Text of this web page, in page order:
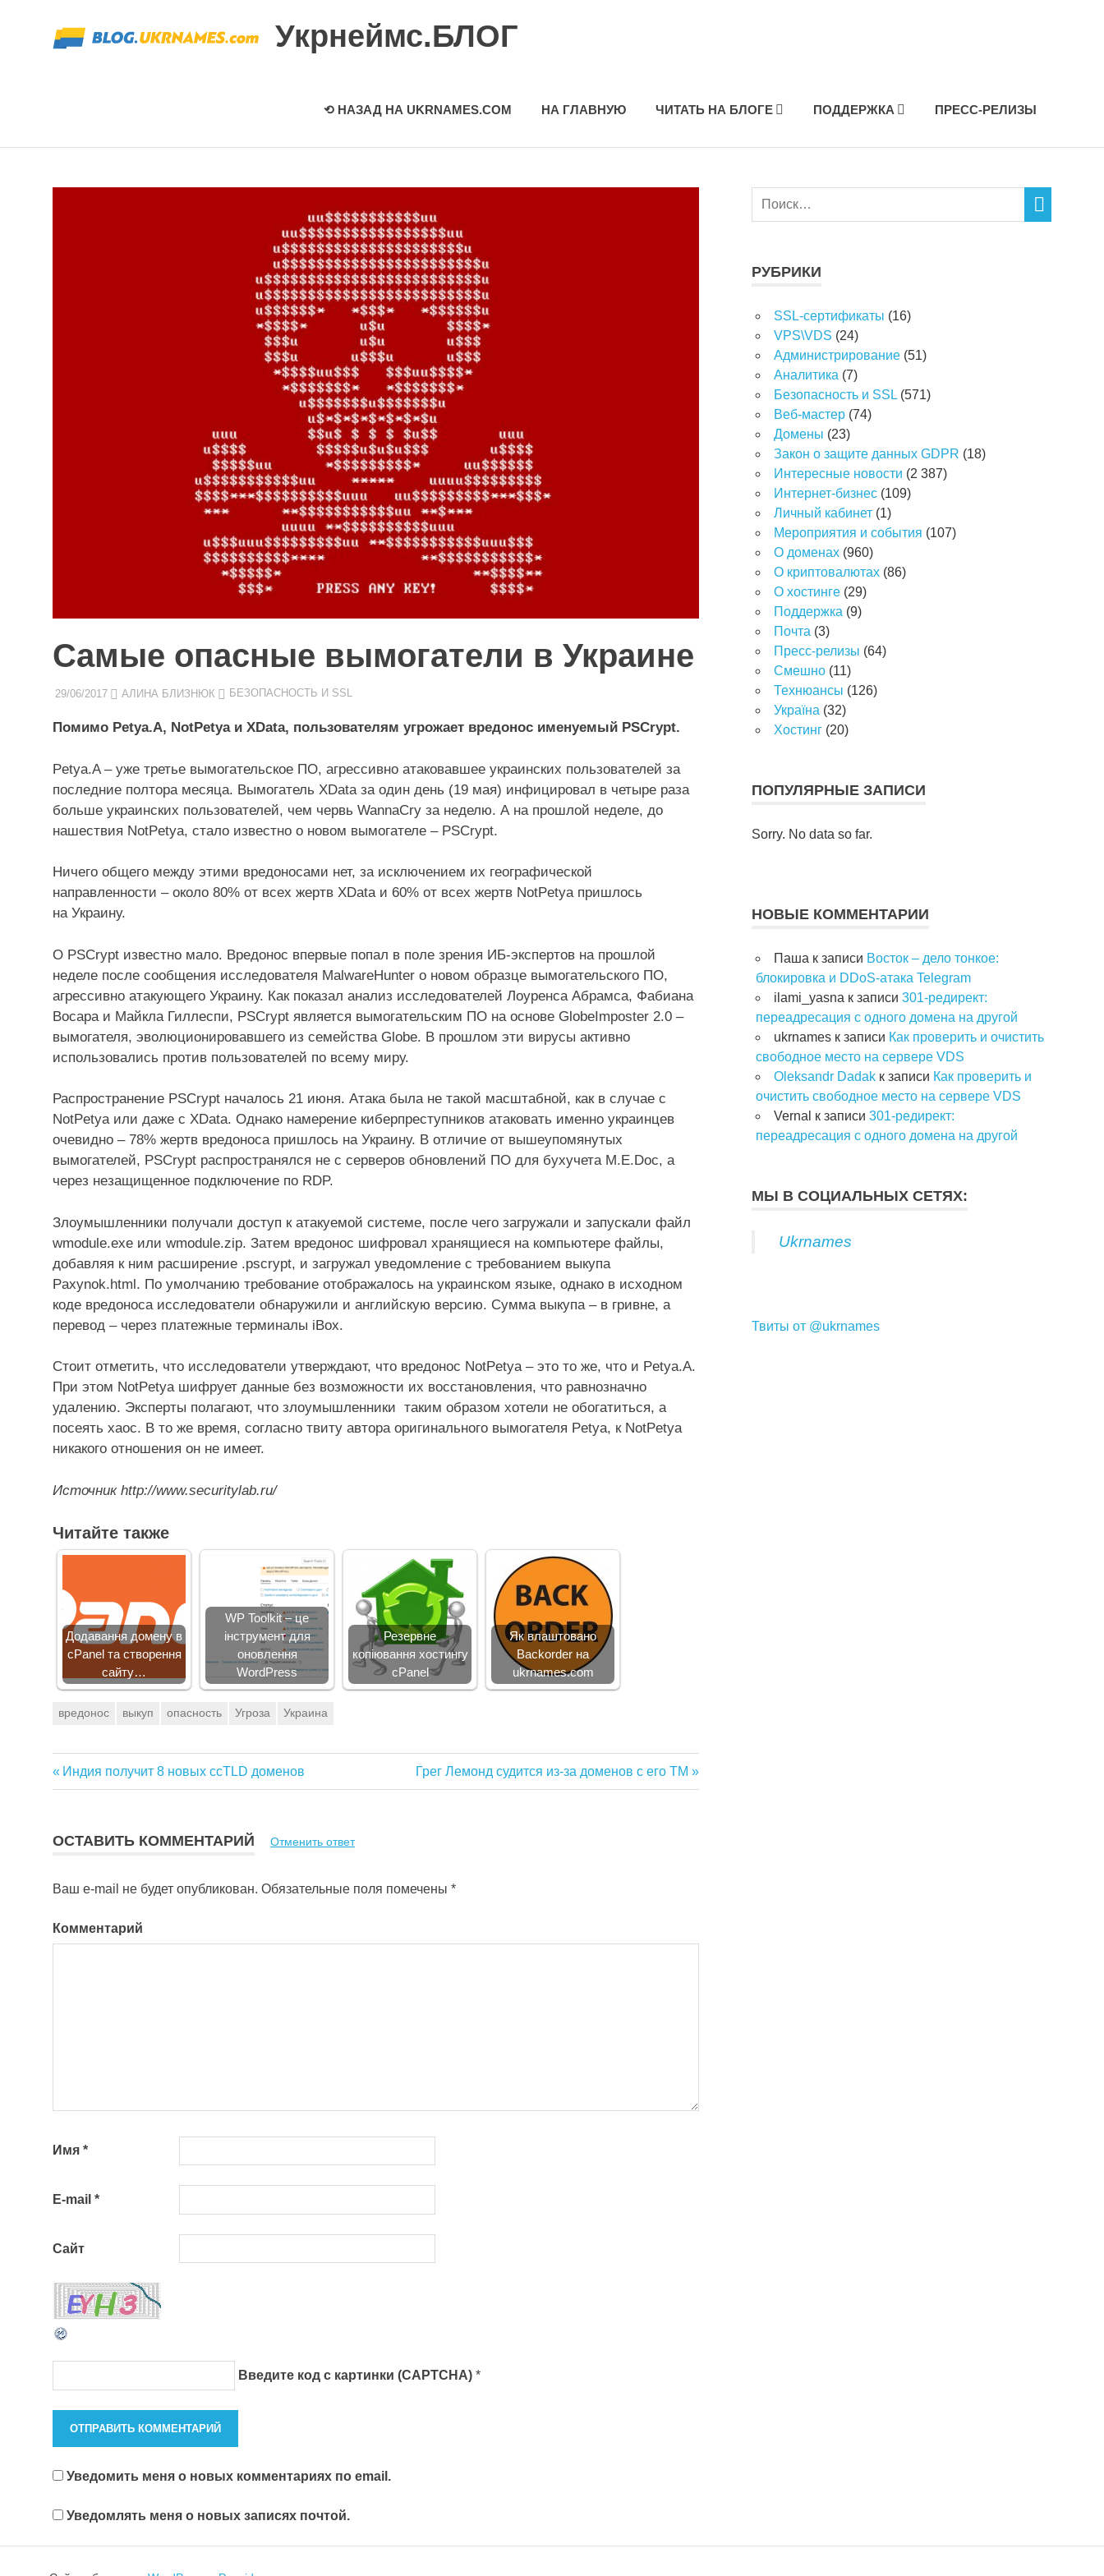
содержимому
Укрнеймс.БЛОГ
⟲ НАЗАД НА UKRNAMES.COM НА ГЛАВНУЮ ЧИТАТЬ НА БЛОГЕ ПОДДЕРЖКА ПРЕСС-РЕЛИЗЫ
Самые опасные вымогатели в Украине
29/06/2017 АЛИНА БЛИЗНЮК БЕЗОПАСНОСТЬ И SSL
Помимо Petya.A, NotPetyaи XData, пользователям угрожает вредонос именуемый PSCrypt.
Petya.A – уже третье вымогательское ПО, агрессивно атаковавшее украинских пользователей за
последние полтора месяца. Вымогатель XData за один день (19 мая) инфицировал в четыре раза
больше украинских пользователей, чем червь WannaCry за неделю. А на прошлой неделе, до
нашествия NotPetya, стало известно о новом вымогателе – PSCrypt.
Ничего общего между этими вредоносами нет, за исключением их географической
направленности – около 80% от всех жертв XData и 60% от всех жертв NotPetya пришлось
на Украину.
О PSCrypt известно мало. Вредонос впервые попал в поле зрения ИБ-экспертов на прошлой
неделе после сообщения исследователя MalwareHunter о новом образце вымогательского ПО,
агрессивно атакующего Украину. Как показал анализ исследователей Лоуренса Абрамса, Фабиана
Восара и Майкла Гиллеспи, PSCrypt является вымогательским ПО на основе GlobeImposter 2.0 –
вымогателя, эволюционировавшего из семейства Globe. В прошлом эти вирусы активно
использовались против пользователей по всему миру.
Распространение PSCrypt началось 21 июня. Атака была не такой масштабной, как в случае с
NotPetya или даже с XData. Однако намерение киберпреступников атаковать именно украинцев
очевидно – 78% жертв вредоноса пришлось на Украину. В отличие от вышеупомянутых
вымогателей, PSCrypt распространялся не с серверов обновлений ПО для бухучета M.E.Doc, а
через незащищенное подключение по RDP.
Злоумышленники получали доступ к атакуемой системе, после чего загружали и запускали файл
wmodule.exe или wmodule.zip. Затем вредонос шифровал хранящиеся на компьютере файлы,
добавляя к ним расширение .pscrypt, и загружал уведомление с требованием выкупа
Paxynok.html. По умолчанию требование отображалось на украинском языке, однако в исходном
коде вредоноса исследователи обнаружили и английскую версию. Сумма выкупа – в гривне, а
перевод – через платежные терминалы iBox.
Стоит отметить, что исследователи утверждают, что вредонос NotPetya – это то же, что и Petya.A.
При этом NotPetya шифрует данные без возможности их восстановления, что равнозначно
удалению. Эксперты полагают, что злоумышленники таким образом хотели не обогатиться, а
посеять хаос. В то же время, согласно твиту автора оригинального вымогателя Petya, к NotPetya
никакого отношения он не имеет.
Источник http://www.securitylab.ru/
Читайте также
Додавання домену в
cPanel та створення
сайту…
WP Toolkit – це
інструмент для
оновлення
WordPress
Резервне
копіювання хостингу
cPanel
Як влаштовано
Backorder на
ukrnames.com
вредонос выкуп опасность Угроза Украина
Навигация
записям
Предыдущая
запись:
Индия получит 8 новых ccTLD доменов
Следующая
запись:
Грег Лемонд судится из-за доменов с его ТМ
ОСТАВИТЬ КОММЕНТАРИЙ Отменить ответ
Ваш e-mail не будет опубликован. Обязательные поля помечены *
Комментарий
Имя *
E-mail *
Сайт
Введите код с картинки (CAPTCHA) *
Уведомить меня о новых комментариях по email.
Уведомлять меня о новых записях почтой.
РУБРИКИ
SSL-сертификаты (16)
VPS\VDS (24)
Администрирование (51)
Аналитика (7)
Безопасность и SSL (571)
Веб-мастер (74)
Домены (23)
Закон о защите данных GDPR (18)
Интересные новости (2 387)
Интернет-бизнес (109)
Личный кабинет (1)
Мероприятия и события (107)
О доменах (960)
О криптовалютах (86)
О хостинге (29)
Поддержка (9)
Почта (3)
Пресс-релизы (64)
Смешно (11)
Технюансы (126)
Україна (32)
Хостинг (20)
ПОПУЛЯРНЫЕ ЗАПИСИ
Sorry. No data so far.
НОВЫЕ КОММЕНТАРИИ
Паша к записи Восток – дело тонкое:
блокировка и DDoS-атака Telegram
ilami_yasna к записи 301-редирект:
переадресация с одного домена на другой
ukrnames к записи Как проверить и очистить
свободное место на сервере VDS
Oleksandr Dadak к записи Как проверить и
очистить свободное место на сервере VDS
Vernal к записи 301-редирект:
переадресация с одного домена на другой
МЫ В СОЦИАЛЬНЫХ СЕТЯХ:
Ukrnames
Твиты от @ukrnames